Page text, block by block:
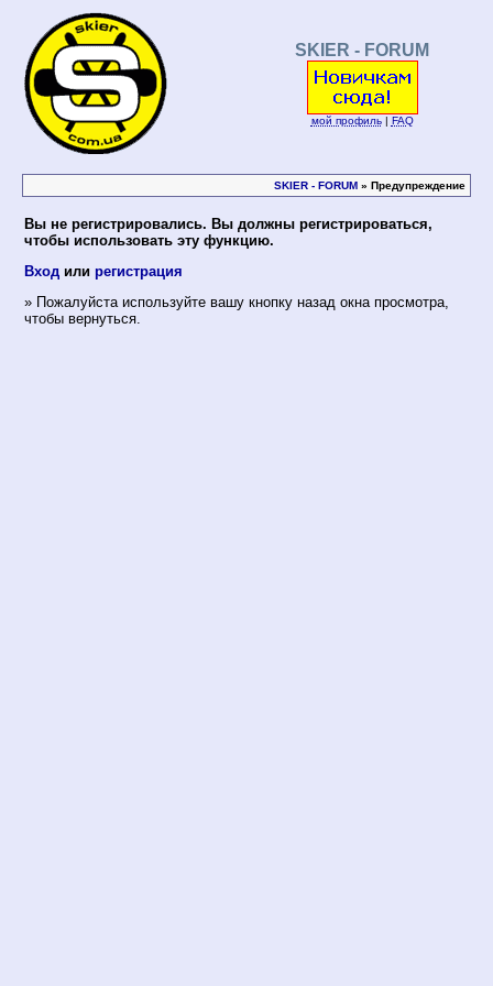
SKIER - FORUM
мой профиль| FAQ
SKIER - FORUM » Предупреждение
Вы не регистрировались. Вы должны регистрироваться,
чтобы использовать эту функцию.
Вход или регистрация
» Пожалуйста используйте вашу кнопку назад окна просмотра,
чтобы вернуться.